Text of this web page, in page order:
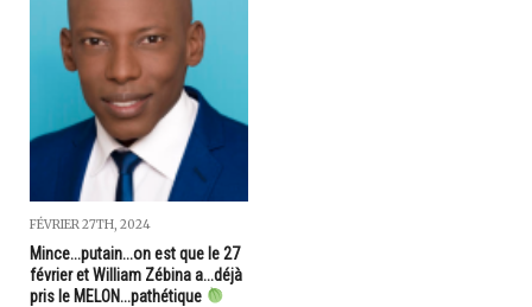
FÉVRIER 27TH, 2024
Mince...putain...on est que le 27
février et William Zébina a...déjà
pris le MELON...pathétique